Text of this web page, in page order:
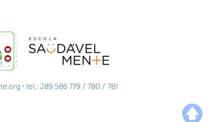
🡅
• tel.: 289 586 779 / 780 / 781